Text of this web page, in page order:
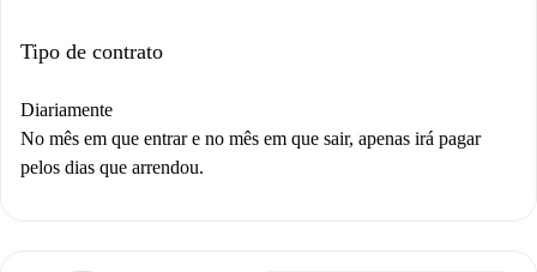
Tipo de contrato
Diariamente
No mês em que entrar e no mês em que sair, apenas irá pagar
pelos dias que arrendou.